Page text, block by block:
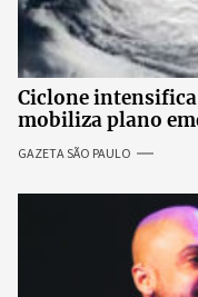
Ciclone intensifica
mobiliza plano
impactos no
GAZETA SÃO PAULO